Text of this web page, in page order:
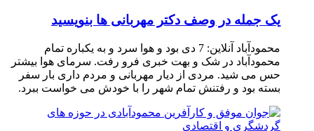
یک جمله در وصف دکتر مهربانی ها بنویسید
محمودآباد آنلاین: 7 دی بود و هوا سرد و به یکباره تمام
محمودآباد در شک و بهت خبری فرو رفت. سرمای هوا بیشتر
حس می شید. مردی از دیار مهربانی و مردم داری بار سفر
بسته بود و رفتنش تمام شهر را با خودش می خواست ببرد.